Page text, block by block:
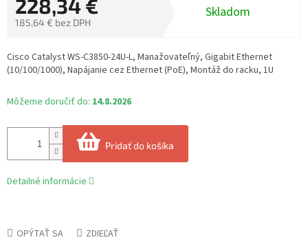
228,34 €
185,64 € bez DPH
cena:
Skladom
Môžeme doručiť do: 14.8.2026
Pridať do košíka
Cisco Catalyst WS-C3850-24U-L, Manažovateľný, Gigabit Ethernet
(10/100/1000), Napájanie cez Ethernet (PoE), Montáž do racku, 1U
Detailné informácie
OPÝTAŤ SA ZDIEĽAŤ